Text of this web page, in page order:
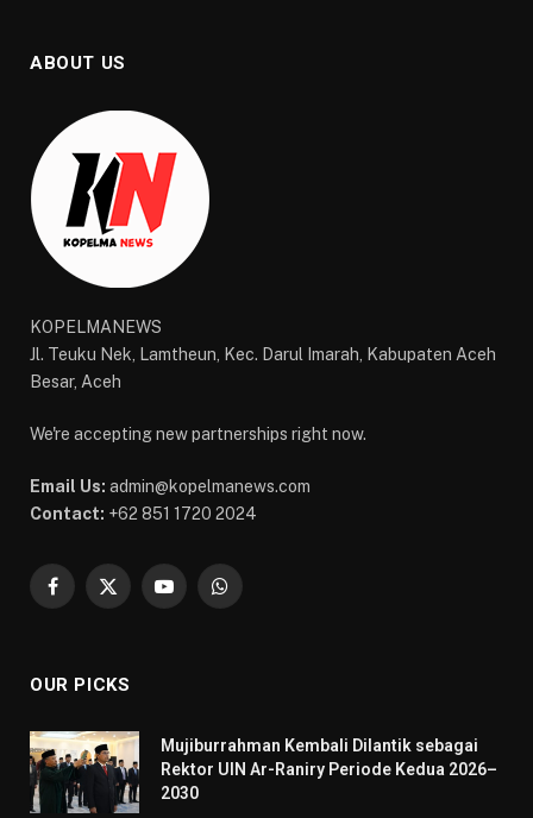
ABOUT US
KOPELMANEWS
Jl. Teuku Nek, Lamtheun, Kec. Darul Imarah, Kabupaten Aceh
Besar, Aceh
We're accepting new partnerships right now.
Email Us: admin@kopelmanews.com
Contact: +62 851 1720 2024
Facebook
X
YouTubeWhatsApp
OUR PICKS
Mujiburrahman Kembali Dilantik sebagai
Rektor UIN Ar-Raniry Periode Kedua 2026–
2030